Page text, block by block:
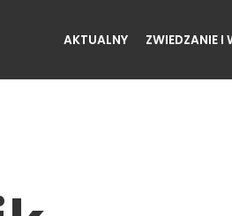
AKTUALNY ZWIEDZANIE I